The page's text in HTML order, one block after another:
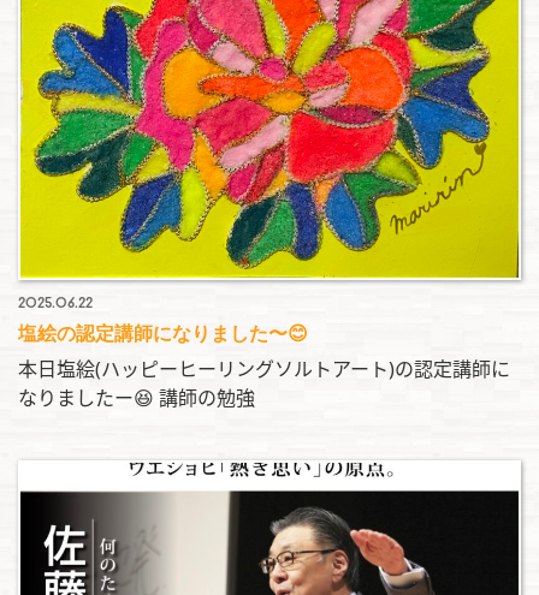
2025.06.22
塩絵の認定講師になりました〜😊
本日塩絵(ハッピーヒーリングソルトアート)の認定講師に
なりましたー😆 講師の勉強